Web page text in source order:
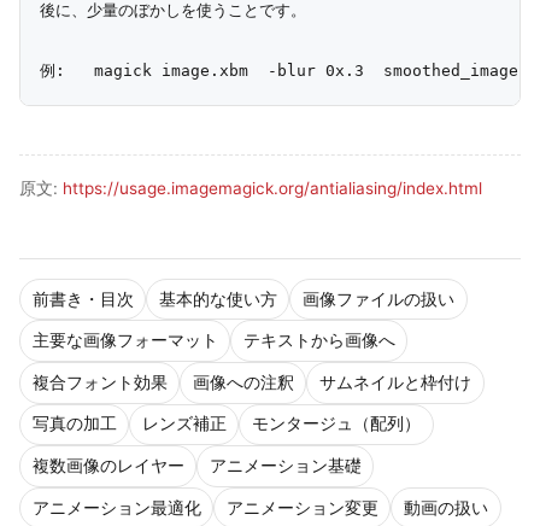
前書き・目次 基本的な使い方 画像ファイルの扱い
主要な画像フォーマット テキストから画像へ
複合フォント効果 画像への注釈 サムネイルと枠付け
写真の加工 レンズ補正 モンタージュ（配列）
複数画像のレイヤー アニメーション基礎
アニメーション最適化 アニメーション変更 動画の扱い
後に、少量のぼかしを使うことです。
原文: https://usage.imagemagick.org/antialiasing/index.html